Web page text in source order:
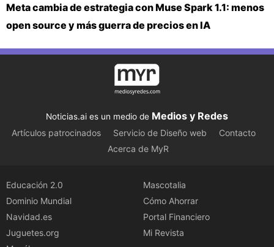
Meta cambia de estrategia con Muse Spark 1.1: menos
open source y más guerra de precios en IA
Noticias.ai es un medio de Medios y Redes
Artículos patrocinados Servicio de Diseño web
Contacto
Acerca de MyR
Educación 2.0
Dominio Mundial
Navidad.es
Juguetes.org
Mascotalia
Cómo Ahorrar
Portal Financiero
Mi Revista